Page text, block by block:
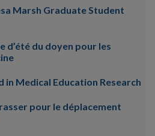
Marsh Graduate Student
d’été du doyen pour les
in Medical Education Research
pour le déplacement